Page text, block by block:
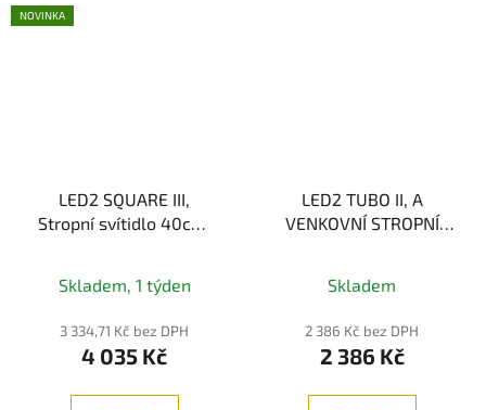
NOVINKA
LED2 SQUARE III,
Stropní svítidlo 40cm,
Skladem, 1 týden
3 334,71 Kč bez DPH
4 035 Kč
LED2 TUBO II, A
VENKOVNÍ STROPNÍ
hodnocení
produktu
je
Skladem
2 386 Kč bez DPH
2 386 Kč